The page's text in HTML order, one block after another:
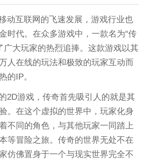
动互联网的飞速发展，游戏行业也
时代。在众多游戏中，一款名为“传
广大玩家的热烈追捧。这款游戏以其
人在线的玩法和极致的玩家互动而
的IP。
2D游戏，传奇首先吸引人的就是其
。在这个虚拟的世界中，玩家化身
不同的角色，与其他玩家一同踏上
等冒险之旅。传奇的世界无处不在
仿佛置身于一个与现实世界完全不